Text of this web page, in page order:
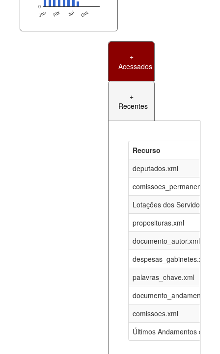
Jan Abr Jul Out
0
+
Acessados
+
Recentes
Recurso
deputados.xml
Lotações dos Servidores
proposituras.xml
documento_autor.xml
despesas_gabinetes.xml
palavras_chave.xml
documento_andamento.xml
comissoes.xml
Últimos Andamentos de
documento_andamento_atual.xml
08-08-
funcionarios_lotacoes.xml
funcionarios_cargos.xml 12-05-
08-08-
documento_andamento.xml 08-08-